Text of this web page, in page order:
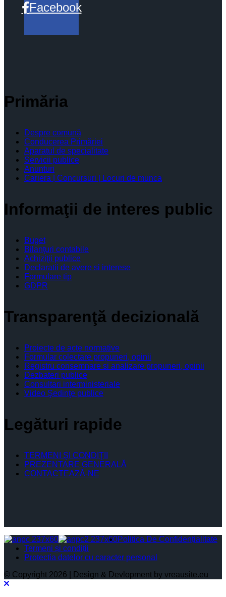
Facebook
Primăria
Despre comună
Conducerea Primăriei
Aparatul de specialitate
Servicii publice
Anunturi
Cariera | Concursuri | Locuri de munca
Informaţii de interes public
Buget
Bilanţuri contabile
Achiziţii publice
Declaratii de avere si interese
Formulare tip
GDPR
Transparenţă decizională
Proiecte de acte normative
Formular colectare propuneri, opinii
Registru consemnare si analizare propuneri, opinii
Dezbateri publice
Consultari interministeriale
Video Şedinţe publice
Legături rapide
TERMENI ŞI CONDIŢII
PREZENTARE GENERALĂ
CONTACTEAZĂ-NE
Politica De Confidențialitate
Termeni și condiții
Protectia datelor cu caracter personal
© Copyright 2026 | Design & Devlopment by vreausite.eu